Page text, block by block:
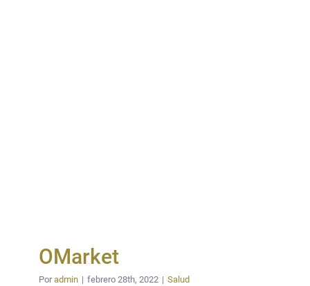
OMarket
Poradmin | febrero 28th, 2022 | Salud